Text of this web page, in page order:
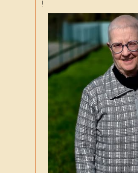
!